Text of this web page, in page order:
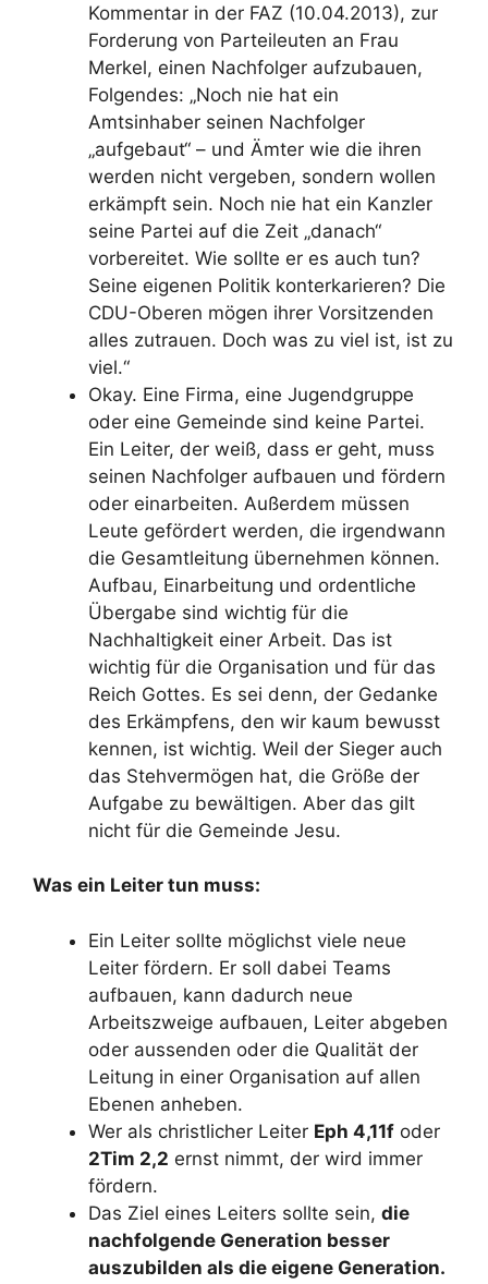
Kommentar in der FAZ (10.04.2013), zur
Forderung von Parteileuten an Frau
Merkel, einen Nachfolger aufzubauen,
Folgendes: „Noch nie hat ein
Amtsinhaber seinen Nachfolger
„aufgebaut“ – und Ämter wie die ihren
werden nicht vergeben, sondern wollen
erkämpft sein. Noch nie hat ein Kanzler
seine Partei auf die Zeit „danach“
vorbereitet. Wie sollte er es auch tun?
Seine eigenen Politik konterkarieren? Die
CDU-Oberen mögen ihrer Vorsitzenden
alles zutrauen. Doch was zu viel ist, ist zu
viel.“
Okay. Eine Firma, eine Jugendgruppe
oder eine Gemeinde sind keine Partei.
Ein Leiter, der weiß, dass er geht, muss
seinen Nachfolger aufbauen und fördern
oder einarbeiten. Außerdem müssen
Leute gefördert werden, die irgendwann
die Gesamtleitung übernehmen können.
Aufbau, Einarbeitung und ordentliche
Übergabe sind wichtig für die
Nachhaltigkeit einer Arbeit. Das ist
wichtig für die Organisation und für das
Reich Gottes. Es sei denn, der Gedanke
des Erkämpfens, den wir kaum bewusst
kennen, ist wichtig. Weil der Sieger auch
das Stehvermögen hat, die Größe der
Aufgabe zu bewältigen. Aber das gilt
nicht für die Gemeinde Jesu.
Was ein Leiter tun muss:
Ein Leiter sollte möglichst viele neue
Leiter fördern. Er soll dabei Teams
aufbauen, kann dadurch neue
Arbeitszweige aufbauen, Leiter abgeben
oder aussenden oder die Qualität der
Leitung in einer Organisation auf allen
Ebenen anheben.
Wer als christlicher Leiter Eph 4,11f oder
2Tim 2,2 ernst nimmt, der wird immer
fördern.
Das Ziel eines Leiters sollte sein, die
nachfolgende Generation besser
auszubilden als die eigene Generation.